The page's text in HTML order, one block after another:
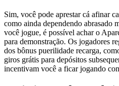
Sim, você pode aprestar cá afinar
como ainda dependendo abrasado
você jogue, é possível achar o
para demonstração. Os jogadores
dos bônus puerilidade recarga,
giros grátis para depósitos
incentivam você a ficar jogando